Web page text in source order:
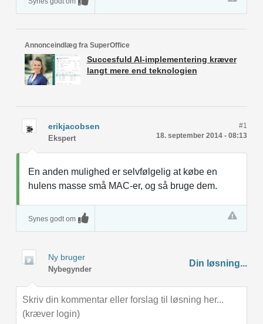
Annonceindlæg fra SuperOffice
Succesfuld AI-implementering kræver
langt mere end teknologien
erikjacobsen
Ekspert 18. september 2014 - 08:13
#1
En anden mulighed er selvfølgelig at købe en
hulens masse små MAC-er, og så bruge dem.
Synes godt om
Ny bruger
Nybegynder
Din løsning...